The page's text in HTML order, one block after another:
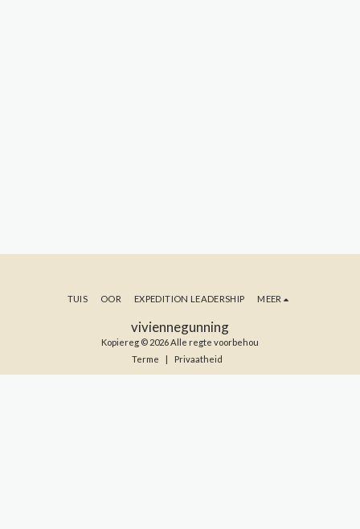
viviennegunning
Kopiereg © 2026 Alle regte voorbehou
Terme
Privaatheid
TUIS OOR EXPEDITION LEADERSHIP MEER